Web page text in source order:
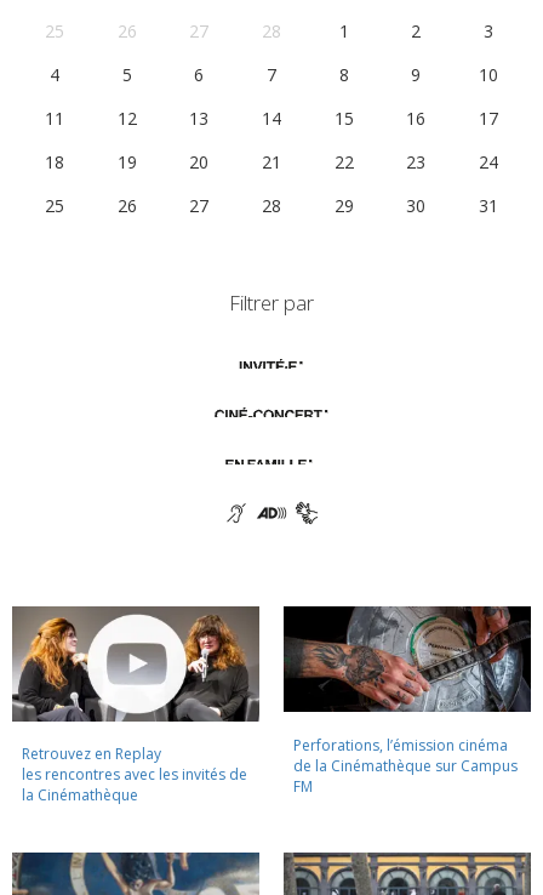
25
26 27 28 1 2
3
4
5 6 7 8 9
10
11
12 13 14 15 16
17
18
19 20 21 22 23
24
25
26 27 28 29 30 31
Filtrer par
Retrouvez en Replay
les rencontres avec les invités de
la Cinémathèque
Perforations, l’émission cinéma
de la Cinémathèque sur Campus
FM